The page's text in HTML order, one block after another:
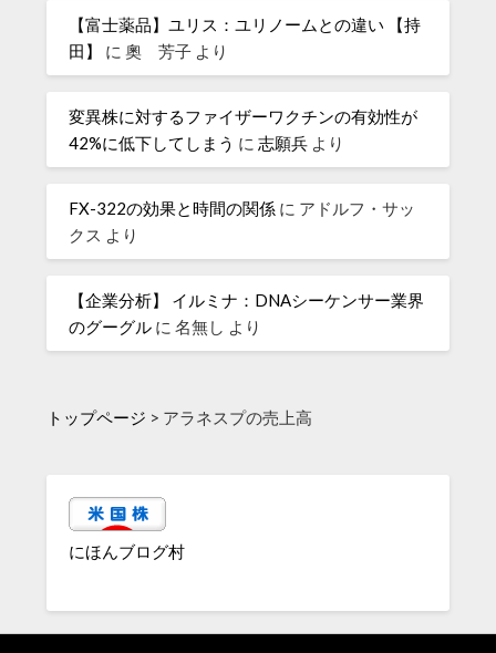
【富士薬品】ユリス：ユリノームとの違い 【持
田】
に奧 芳子 より
変異株に対するファイザーワクチンの有効性が
42%に低下してしまう に志願兵 より
FX-322の効果と時間の関係 に アドルフ・サッ
クス より
【企業分析】 イルミナ：DNAシーケンサー業界
のグーグル に名無し より
トップページ > アラネスプの売上高
にほんブログ村